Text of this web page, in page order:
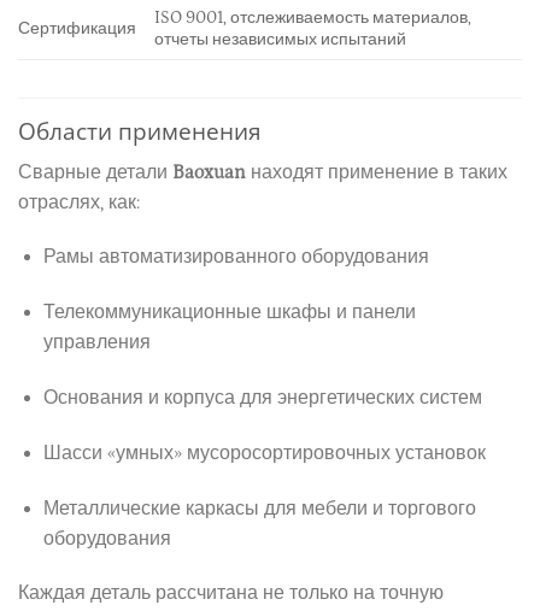
Сертификация
ISO 9001, отслеживаемость материалов,
отчеты независимых испытаний
Области применения
Сварные детали Baoxuan находят применение в таких
отраслях, как:
Рамы автоматизированного оборудования
Телекоммуникационные шкафы и панели
управления
Основания и корпуса для энергетических систем
Шасси «умных» мусоросортировочных установок
Металлические каркасы для мебели и торгового
оборудования
Каждая деталь рассчитана не только на точную